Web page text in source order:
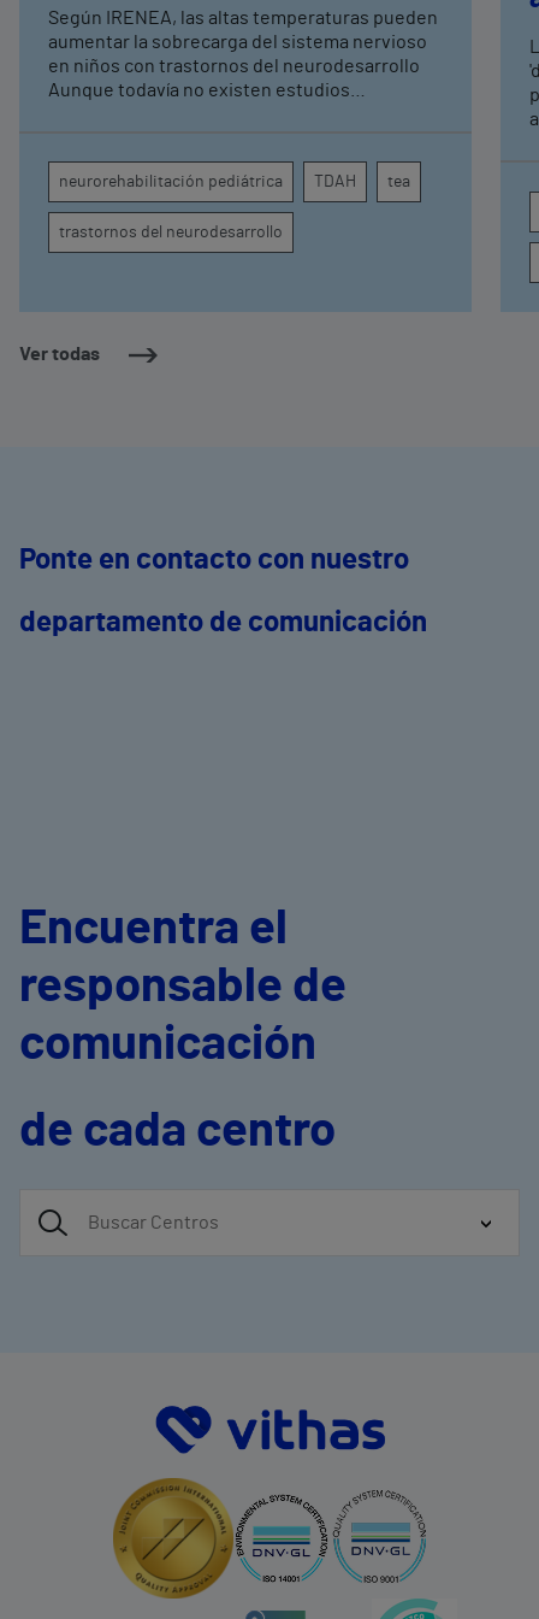
Ver todas
neurorrehabilitación
pediátrica de Vithas
Según IRENEA, las altas temperaturas pueden
aumentar la sobrecarga del sistema nervioso
en niños con trastornos del neurodesarrollo
Aunque todavía no existen estudios
atención, la regulación emocional y la
conducta
neurorehabilitación pediátrica TDAH tea
trastornos del neurodesarrollo
Ponte en contacto con nuestro
departamento de comunicación
Encuentra el
responsable de
comunicación
de cada centro